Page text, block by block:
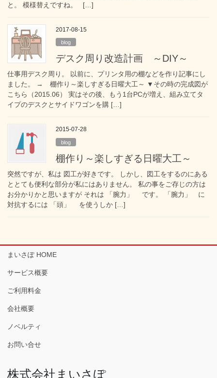
と。 模様替えですね。 […]
2017-08-15
blog
デスク周り改造計画 ～DIY～
仕事用デスク周り。 以前に、プリンタ用の棚などを作り記事にし
ました。 → 棚作り～楽しすぎる日曜大工～ ▼その時の完成図が
こちら（2015.06） 実はその後、もう1台PCが増え、組み立てタ
イプのデスクとサイドワゴンを購 […]
2015-07-28
blog
棚作り～楽しすぎる日曜大工～
突然ですが、私は 図工が好きです。 しかし、図工をするのにある
ととても便利な部分が私にはありません。 私の事をご存じの方は
お分かりかと思いますが それは 「腕力」 です。 「腕力」 に
対抗するには 「頭」 を使うしか […]
まいさぽ HOME
サービス概要
ご利用料金
会社概要
ノベルティ
お問い合せ
株式会社まいさぽ